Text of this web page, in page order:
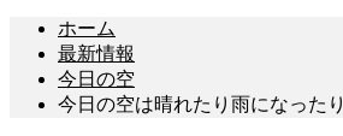
ホーム
最新情報
今日の空
今日の空は晴れたり雨になったり